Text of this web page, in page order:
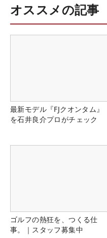
オススメの記事
最新モデル『FJクオンタム』
を石井良介プロがチェック
ゴルフの熱狂を、つくる仕
事。｜スタッフ募集中